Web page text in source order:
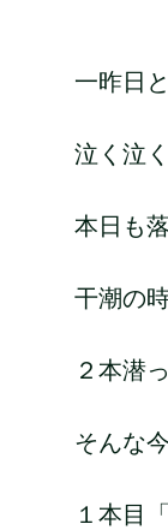
一昨日
泣く泣
本日も
干潮の
２本潜
そんな
１本目